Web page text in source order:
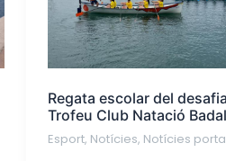
Regata escolar del
Trofeu Club Natació
Esport, Notícies, Notícies
Trofeu
Club
Natació
Badalona